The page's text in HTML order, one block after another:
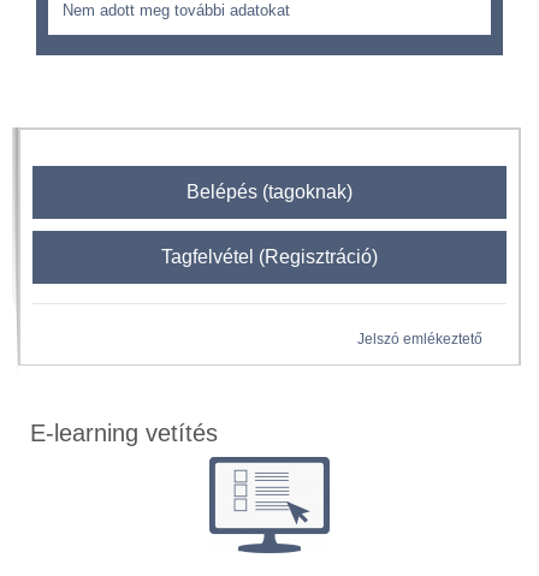
Nem adott meg további adatokat
Belépés (tagoknak)
Tagfelvétel (Regisztráció)
Jelszó emlékeztető
E-learning vetítés